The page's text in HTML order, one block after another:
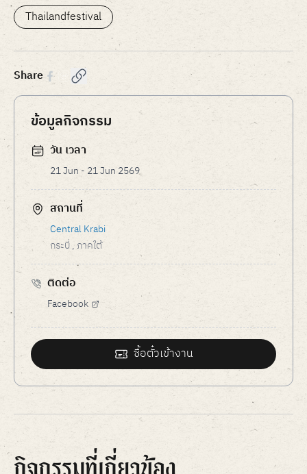
of
5
Thailandfestival
Share
ข้อมูลกิจกรรม
วัน เวลา
21 Jun - 21 Jun 2569
สถานที่
Central Krabi
กระบี่, ภาคใต้
ติดต่อ
Facebook
ซื้อตั๋วเข้างาน
กิจกรรมที่เกี่ยวข้อง